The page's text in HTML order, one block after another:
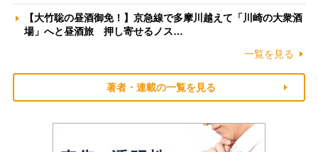
【大竹聡の昼酒御免！】京急線で多摩川越えて「川崎の大衆酒
場」へと昼酒旅 押し寄せるノス…
一覧を見る
著者・連載の一覧を見る